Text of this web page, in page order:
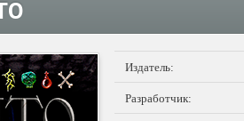
Издатель:
Разработчик: